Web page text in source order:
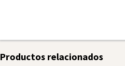
Productos relacionados